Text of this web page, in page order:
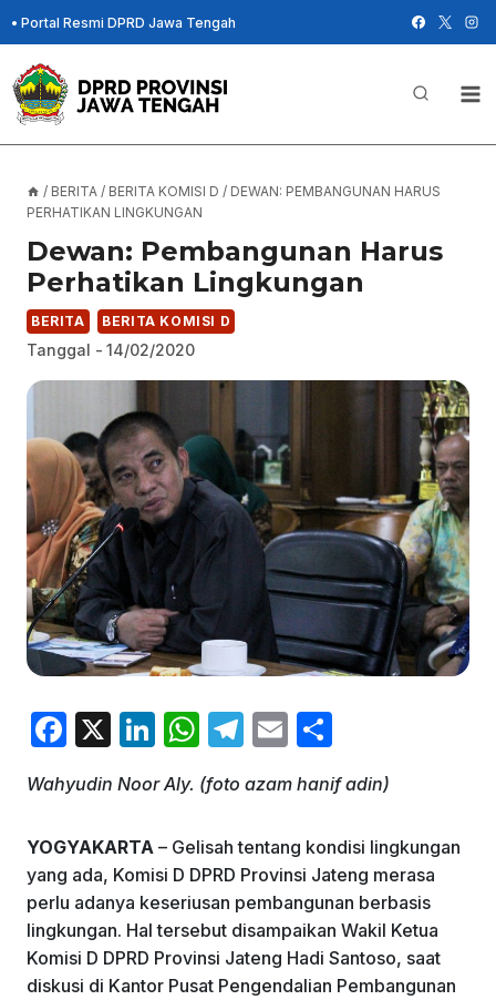
Skip
to
content
• Portal Resmi DPRD Jawa Tengah
/ BERITA / BERITA KOMISI D / DEWAN: PEMBANGUNAN HARUS
PERHATIKAN LINGKUNGAN
Dewan: Pembangunan Harus
Perhatikan Lingkungan
BERITA BERITA KOMISI D
Tanggal - 14/02/2020
F
c
e
b
o
o
k
X
Li
k
e
dI
n
W
at
s
A
p
p
T
e
gr
a
m
E
ai
l
ar
e
Wahyudin Noor Aly. (foto azam hanif adin)
YOGYAKARTA – Gelisah tentang kondisi lingkungan
yang ada, Komisi D DPRD Provinsi Jateng merasa
perlu adanya keseriusan pembangunan berbasis
lingkungan. Hal tersebut disampaikan Wakil Ketua
Komisi D DPRD Provinsi Jateng Hadi Santoso, saat
diskusi di Kantor Pusat Pengendalian Pembangunan